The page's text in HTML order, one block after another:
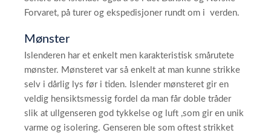
Forvaret, på turer og ekspedisjoner rundt om i verden.
Mønster
Islenderen har et enkelt men karakteristisk smårutete
mønster. Mønsteret var så enkelt at man kunne strikke
selv i dårlig lys før i tiden. Islender mønsteret gir en
veldig hensiktsmessig fordel da man får doble tråder
slik at ullgenseren god tykkelse og luft ,som gir en unik
varme og isolering. Genseren ble som oftest strikket